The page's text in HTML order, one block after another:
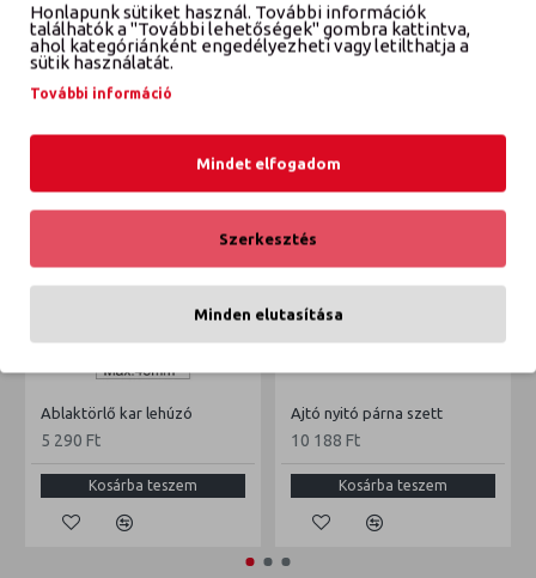
VÉLEMÉNYEK
Ablaktörlő kar lehúzó
5 290 Ft
Kosárba teszem
Ajtó nyitó párna szett
10 188 Ft
Kosárba teszem
Honlapunk sütiket használ. További információk
találhatók a "További lehetőségek" gombra kattintva,
ahol kategóriánként engedélyezheti vagy letilthatja a
sütik használatát.
További információ
Mindet elfogadom
Szerkesztés
Minden elutasítása